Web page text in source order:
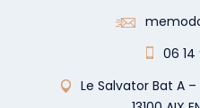
06
Le Salvator Bat A